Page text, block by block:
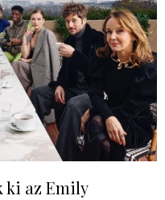
ki az Emily